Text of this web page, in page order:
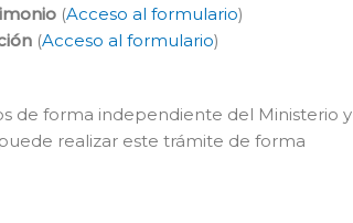
(Acceso al formulario)
(Acceso al formulario)
de forma independiente del Ministerio y
realizar este trámite de forma